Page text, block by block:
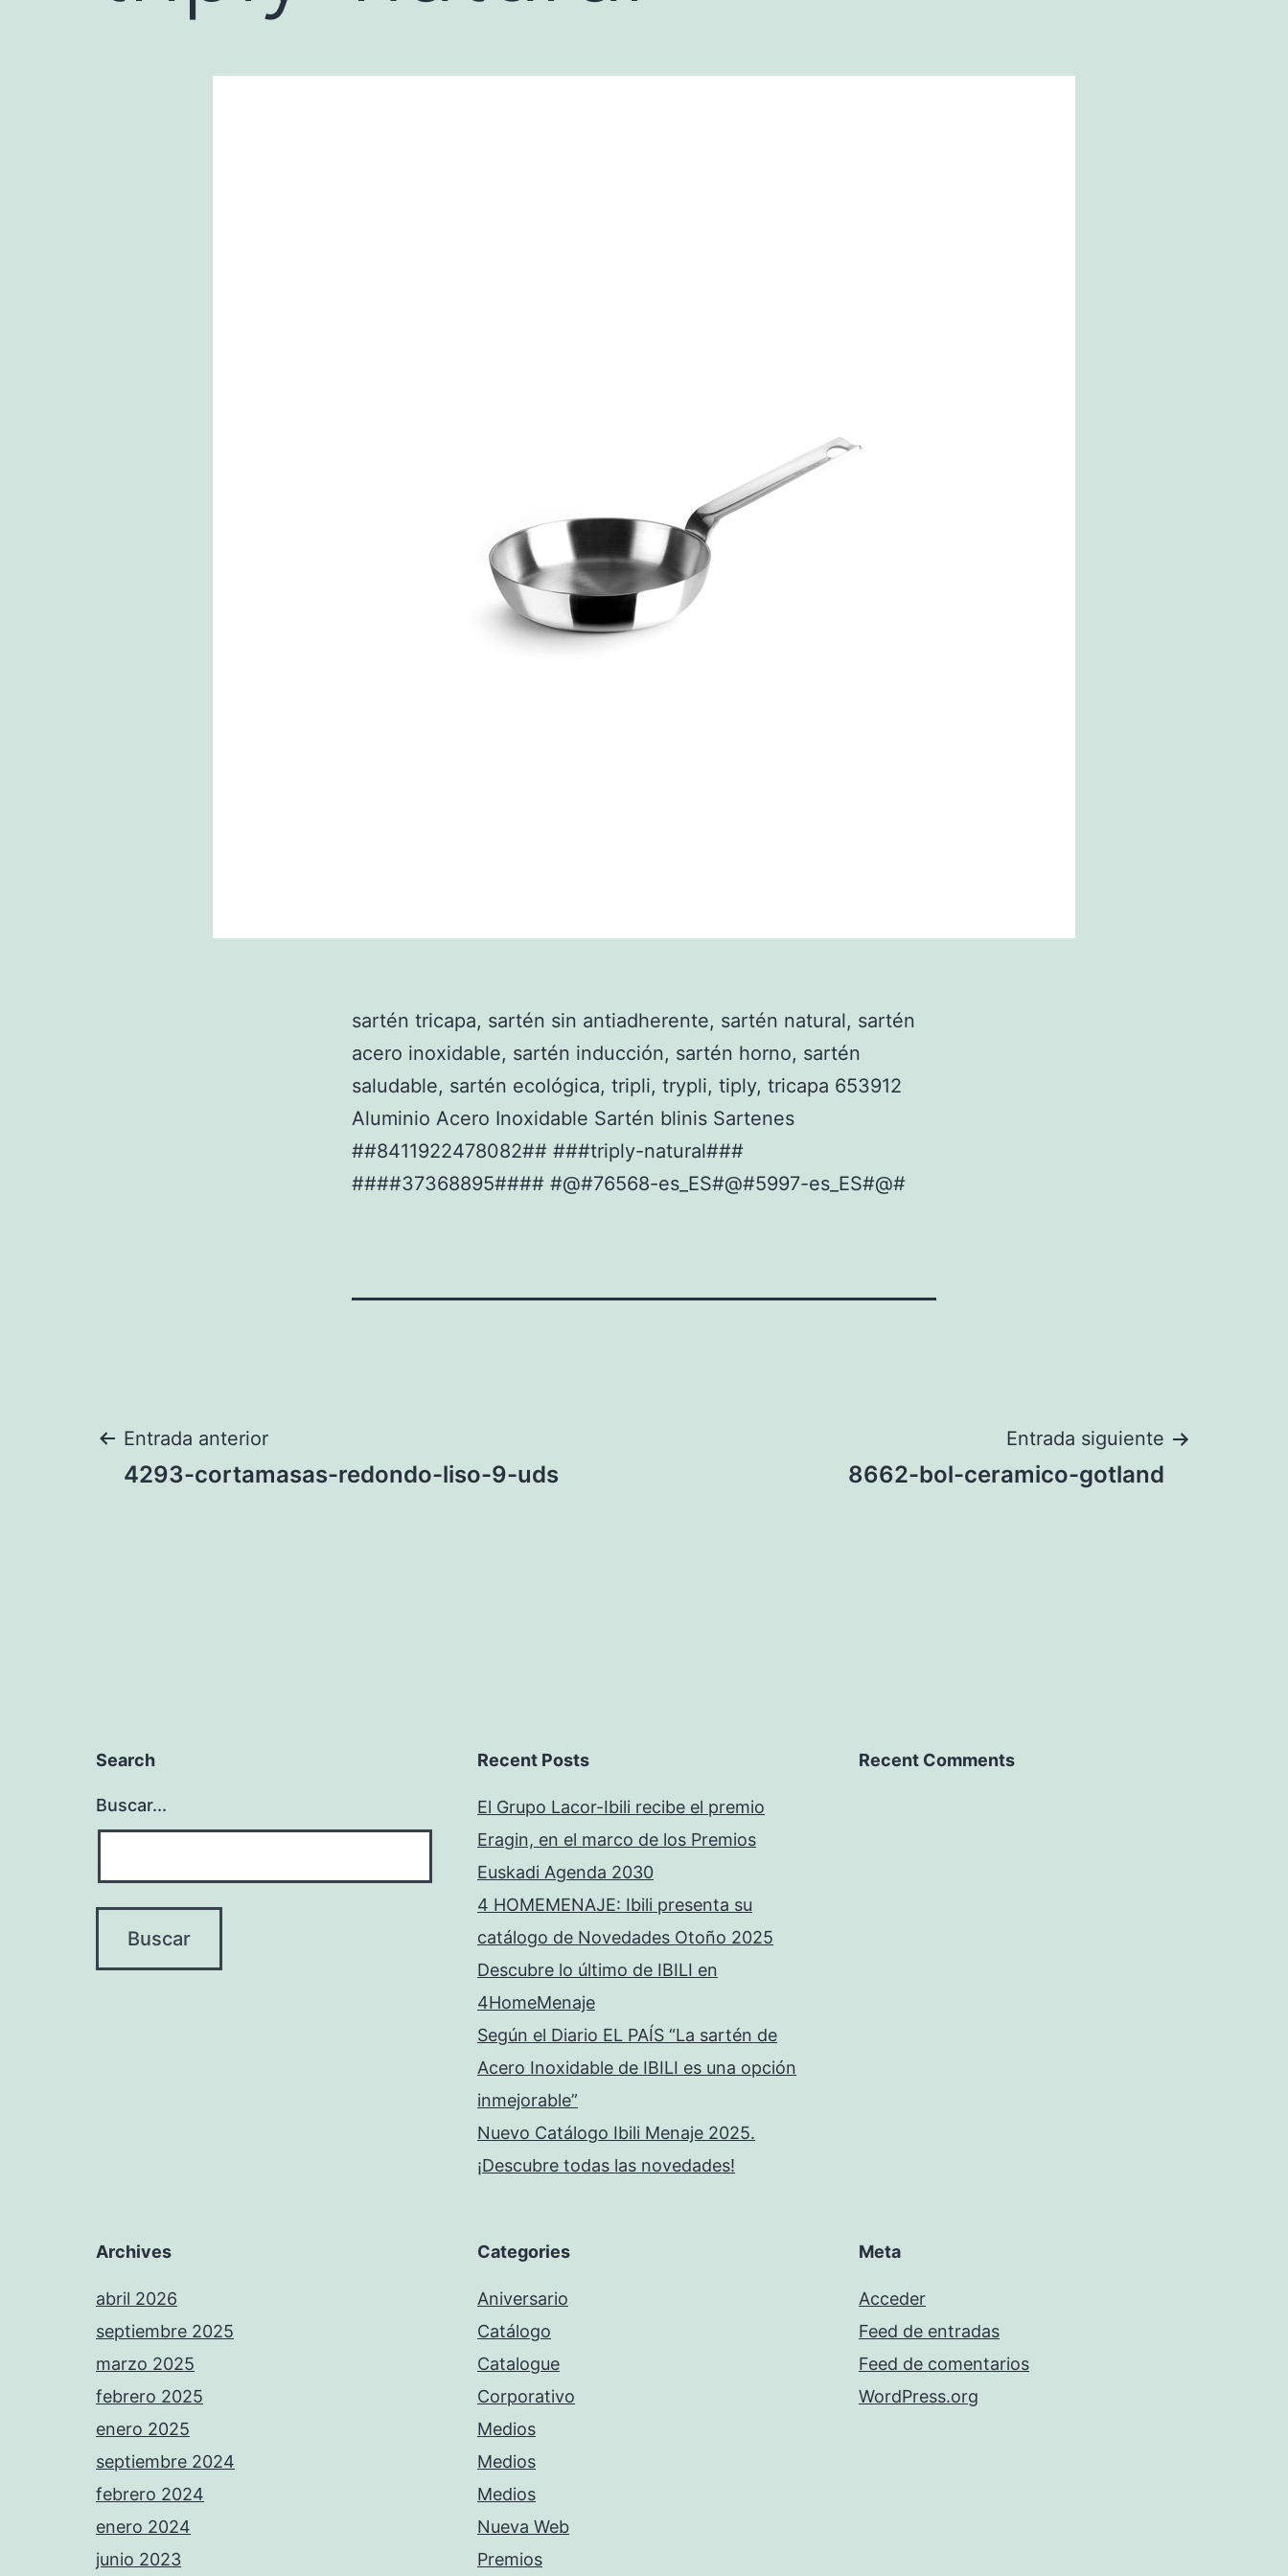
sartén tricapa, sartén sin antiadherente, sartén natural, sartén
acero inoxidable, sartén inducción, sartén horno, sartén
saludable, sartén ecológica, tripli, trypli, tiply, tricapa 653912
Aluminio Acero Inoxidable Sartén blinis Sartenes
##8411922478082## ###triply-natural###
####37368895#### #@#76568-es_ES#@#5997-es_ES#@#
Navegación
Entrada anterior
4293-cortamasas-redondo-liso-9-uds
Entrada siguiente
8662-bol-ceramico-gotland
Search
Buscar...
Recent Posts
El Grupo Lacor-Ibili recibe el premio
Eragin, en el marco de los Premios
Euskadi Agenda 2030
4 HOMEMENAJE: Ibili presenta su
catálogo de Novedades Otoño 2025
Descubre lo último de IBILI en
4HomeMenaje
Según el Diario EL PAÍS “La sartén de
Acero Inoxidable de IBILI es una opción
inmejorable”
Nuevo Catálogo Ibili Menaje 2025.
¡Descubre todas las novedades!
Recent Comments
Archives
abril 2026
septiembre 2025
marzo 2025
febrero 2025
enero 2025
septiembre 2024
febrero 2024
enero 2024
junio 2023
Categories
Aniversario
Catálogo
Catalogue
Corporativo
Medios
Medios
Medios
Nueva Web
Premios
Meta
Acceder
Feed de entradas
Feed de comentarios
WordPress.org